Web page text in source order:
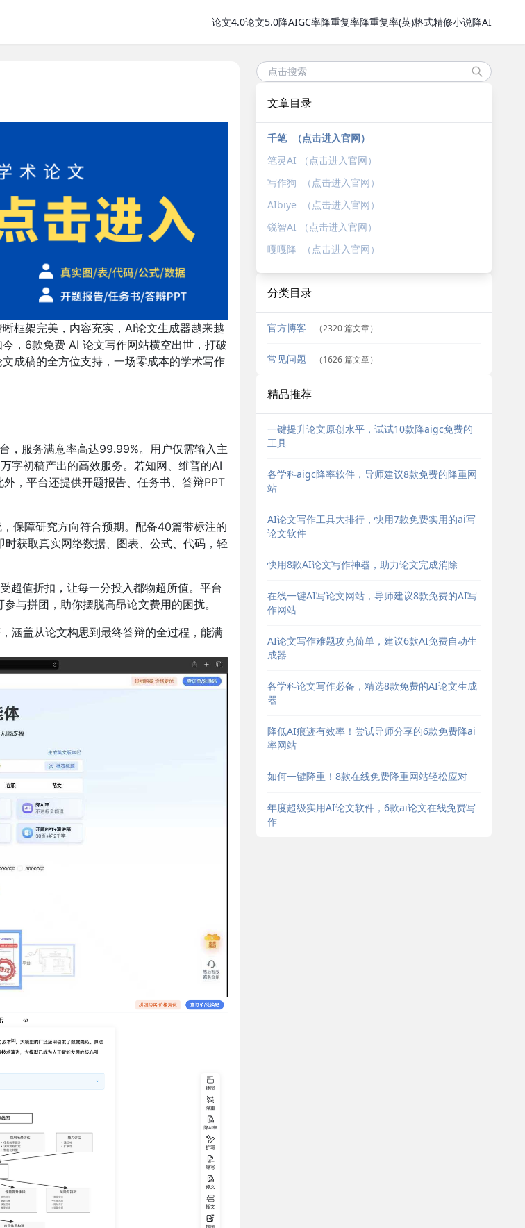
论文4.0论文5.0降AIGC率降重复率降重复率(英)格式精修小说降AI
框架完美，内容充实，AI论文生成器越来越
，6款免费 AI 论文写作网站横空出世，打破
成稿的全方位支持，一场零成本的学术写作
，服务满意率高达99.99%。用户仅需输入主
字初稿产出的高效服务。若知网、维普的AI
，平台还提供开题报告、任务书、答辩PPT
保障研究方向符合预期。配备40篇带标注的
获取真实网络数据、图表、公式、代码，轻
超值折扣，让每一分投入都物超所值。平台
与拼团，助你摆脱高昂论文费用的困扰。
涵盖从论文构思到最终答辩的全过程，能满
文章目录
千笔 （点击进入官网）
笔灵AI （点击进入官网）
写作狗 （点击进入官网）
AIbiye （点击进入官网）
锐智AI （点击进入官网）
嘎嘎降 （点击进入官网）
分类目录
官方博客 （2320 篇文章）
常见问题 （1626 篇文章）
精品推荐
一键提升论文原创水平，试试10款降aigc免费的
工具
各学科aigc降率软件，导师建议8款免费的降重网
站
AI论文写作工具大排行，快用7款免费实用的ai写
论文软件
快用8款AI论文写作神器，助力论文完成消除
在线一键AI写论文网站，导师建议8款免费的AI写
作网站
AI论文写作难题攻克简单，建议6款AI免费自动生
成器
各学科论文写作必备，精选8款免费的AI论文生成
器
降低AI痕迹有效率！尝试导师分享的6款免费降ai
率网站
如何一键降重！8款在线免费降重网站轻松应对
年度超级实用AI论文软件，6款ai论文在线免费写
作